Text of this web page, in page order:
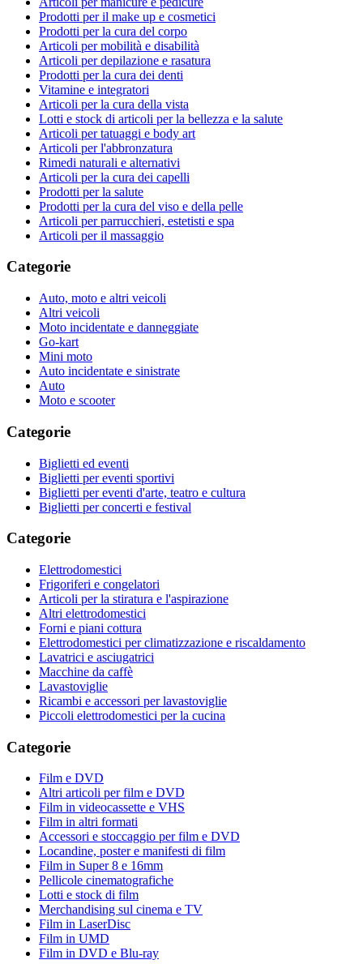
Prodotti per il make up e cosmetici
Prodotti per la cura del corpo
Articoli per mobilità e disabilità
Articoli per depilazione e rasatura
Prodotti per la cura dei denti
Vitamine e integratori
Articoli per la cura della vista
Lotti e stock di articoli per la bellezza e la salute
Articoli per tatuaggi e body art
Articoli per l'abbronzatura
Rimedi naturali e alternativi
Articoli per la cura dei capelli
Prodotti per la salute
Prodotti per la cura del viso e della pelle
Articoli per parrucchieri, estetisti e spa
Articoli per il massaggio
Categorie
Auto, moto e altri veicoli
Altri veicoli
Moto incidentate e danneggiate
Go-kart
Mini moto
Auto incidentate e sinistrate
Auto
Moto e scooter
Categorie
Biglietti ed eventi
Biglietti per eventi sportivi
Biglietti per eventi d'arte, teatro e cultura
Biglietti per concerti e festival
Categorie
Elettrodomestici
Frigoriferi e congelatori
Articoli per la stiratura e l'aspirazione
Altri elettrodomestici
Forni e piani cottura
Elettrodomestici per climatizzazione e riscaldamento
Lavatrici e asciugatrici
Macchine da caffè
Lavastoviglie
Ricambi e accessori per lavastoviglie
Piccoli elettrodomestici per la cucina
Categorie
Film e DVD
Altri articoli per film e DVD
Film in videocassette e VHS
Film in altri formati
Accessori e stoccaggio per film e DVD
Locandine, poster e manifesti di film
Film in Super 8 e 16mm
Pellicole cinematografiche
Lotti e stock di film
Merchandising sul cinema e TV
Film in LaserDisc
Film in UMD
Film in DVD e Blu-ray